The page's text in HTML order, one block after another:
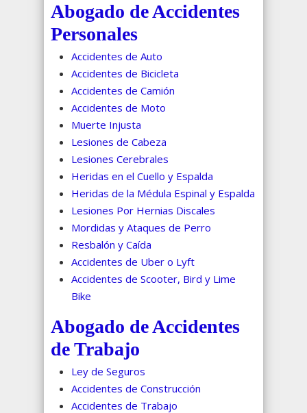
Abogado de Accidentes
Personales
Accidentes de Auto
Accidentes de Bicicleta
Accidentes de Camión
Accidentes de Moto
Muerte Injusta
Lesiones de Cabeza
Lesiones Cerebrales
Heridas en el Cuello y Espalda
Heridas de la Médula Espinal y Espalda
Lesiones Por Hernias Discales
Mordidas y Ataques de Perro
Resbalón y Caída
Accidentes de Uber o Lyft
Accidentes de Scooter, Bird y Lime
Bike
Abogado de Accidentes
de Trabajo
Ley de Seguros
Accidentes de Construcción
Accidentes de Trabajo